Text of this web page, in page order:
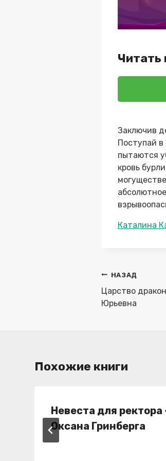
Читать
Заключив
Поступай
пытаются
кровь
Метки
Каталина
Навигация
по
записям
НАЗАД
Царство
Юрьевна
Похожие книги
Невеста для ректора
Оксана Гринберга